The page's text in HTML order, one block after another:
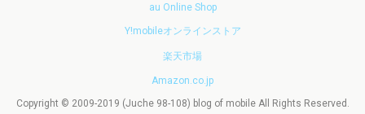
au Online Shop
Y!mobileオンラインストア
楽天市場
Amazon.co.jp
Copyright © 2009-2019 (Juche 98-108) blog of mobile All Rights Reserved.